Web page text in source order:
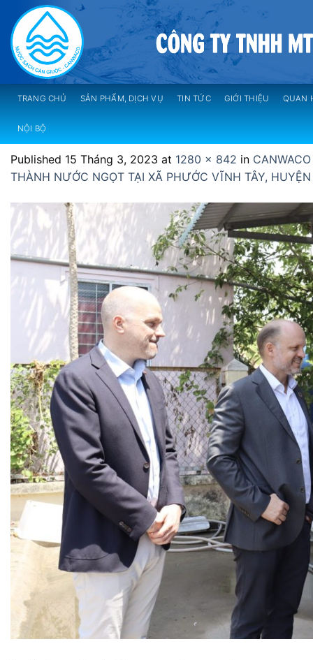
content
TRANG CHỦ SẢN PHẨM, DỊCH VỤ TIN TỨC GIỚI THIỆU QUAN
NỘI BỘ
Published 15 Tháng 3, 2023 at 1280 × 842 in
THÀNH NƯỚC NGỌT TẠI XÃ PHƯỚC VĨNH TÂY,